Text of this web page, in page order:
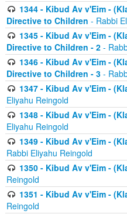
1344 - Kibud Av v'Eim -
Directive to Children - Rabbi
1345 - Kibud Av v'Eim -
Directive to Children - 2 -
1346 - Kibud Av v'Eim -
Directive to Children - 3 -
1347 - Kibud Av v'Eim -
Eliyahu Reingold
1348 - Kibud Av v'Eim -
Eliyahu Reingold
1349 - Kibud Av v'Eim -
Rabbi Eliyahu Reingold
1350 - Kibud Av v'Eim -
Reingold
1351 - Kibud Av v'Eim -
Reingold